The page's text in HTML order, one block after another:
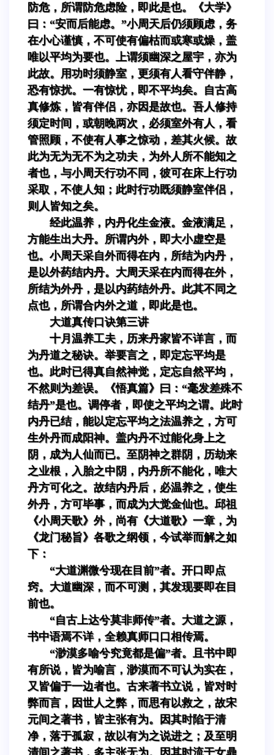
防危，所谓防危虑险，即此是也。《大学》
曰：“安而后能虑。”小周天后仍须顾虑，务
在小心谨慎，不可使有偏枯而或寒或燥，盖
唯以平均为要也。上谓须幽深之屋宇，亦为
此故。用功时须静室，更须有人看守伴静，
恐有惊扰。一有惊忧，即不平均矣。自古高
真修炼，皆有伴侣，亦因是故也。吾人修持
须定时间，或朝晚两次，必须室外有人，看
管照顾，不使有人事之惊动，差其火候。故
此为无为无不为之功夫，为外人所不能知之
者也，与小周天行功不同，彼可在床上行功
采取，不使人知；此时行功既须静室伴侣，
则人皆知之矣。
经此温养，内丹化生金液。金液满足，
方能生出大丹。所谓内外，即大小虚空是
也。小周天采自外而得在内，所结为内丹，
是以外药结内丹。大周天采在内而得在外，
所结为外丹，是以内药结外丹。此其不同之
点也，所谓合内外之道，即此是也。
大道真传口诀第三讲
十月温养工夫，历来丹家皆不详言，而
为丹道之秘诀。举要言之，即定忘平均是
也。此时已得真自然神觉，定忘自然平均，
不然则为差误。《悟真篇》曰：“毫发差殊不
结丹”是也。调停者，即使之平均之谓。此时
内丹已结，能以定忘平均之法温养之，方可
生外丹而成阳神。盖内丹不过能化身上之
阴，成为人仙而已。至阴神之群阴，历劫来
之业根，入胎之中阴，内丹所不能化，唯大
丹方可化之。故结内丹后，必温养之，使生
外丹，方可毕事，而成为大觉金仙也。邱祖
《小周天歌》外，尚有《大道歌》一章，为
《龙门秘旨》各歌之纲领，今试举而解之如
下：
“大道渊微兮现在目前”者。开口即点
窍。大道幽深，而不可测，其发现要即在目
前也。
“自古上达兮莫非师传”者。大道之源，
书中语焉不详，全赖真师口口相传焉。
“渺漠多喻兮究竟都是偏”者。且书中即
有所说，皆为喻言，渺漠而不可认为实在，
又皆偏于一边者也。古来著书立说，皆对时
弊而言，因世人之弊，而思有以救之，故宋
元间之著书，皆主张有为。因其时陷于清
净，落于孤寂，故以有为之说进之；及至明
清间之著书，多主张无为。因其时流于女鼎